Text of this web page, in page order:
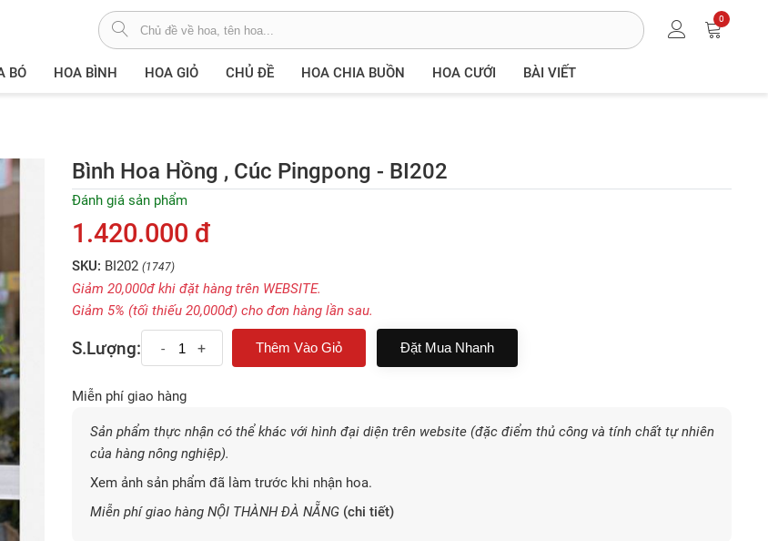
0
BÓ HOA BÌNH HOA GIỎ CHỦ ĐỀ HOA CHIA BUỒN HOA CƯỚI BÀI VIẾT
Bình Hoa Hồng , Cúc Pingpong - BI202
Đánh giá sản phẩm
1.420.000 đ
SKU: BI202 (1747)
Giảm 20,000đ khi đặt hàng trên WEBSITE.
Giảm 5% (tối thiếu 20,000đ) cho đơn hàng lần sau.
S.Lượng: - + Đặt Mua Nhanh
Miễn phí giao hàng
Sản phẩm thực nhận có thể khác với hình đại diện trên website (đặc điểm thủ công và tính chất tự nhiên
của hàng nông nghiệp).
Xem ảnh sản phẩm đã làm trước khi nhận hoa.
Miễn phí giao hàng NỘI THÀNH ĐÀ NẴNG (chi tiết)